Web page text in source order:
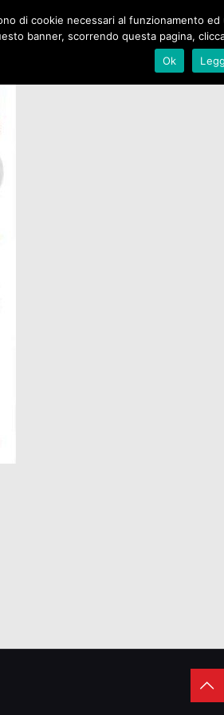
Home
di cookie necessari al funzionamento
banner, scorrendo questa pagina,
Ok